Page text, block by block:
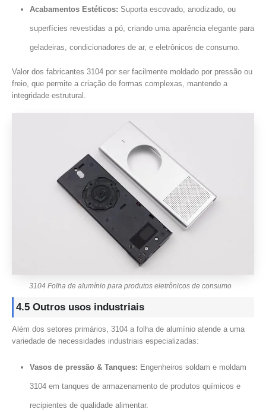
Acabamentos Estéticos: Suporta escovado, anodizado, ou
superfícies revestidas a pó, criando uma aparência elegante para
geladeiras, condicionadores de ar, e eletrônicos de consumo.
Valor dos fabricantes 3104 por ser facilmente moldado por pressão ou
freio, que permite a criação de formas complexas, mantendo a
integridade estrutural.
3104 Folha de alumínio para produtos eletrônicos de consumo
4.5 Outros usos industriais
Além dos setores primários, 3104 a folha de alumínio atende a uma
variedade de necessidades industriais especializadas:
Vasos de pressão & Tanques: Engenheiros soldam e moldam
3104 em tanques de armazenamento de produtos químicos e
recipientes de qualidade alimentar.